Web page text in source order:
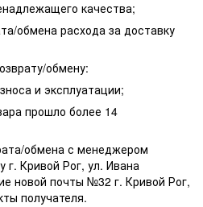
качества;
обмена расхода за доставку
обмену:
и эксплуатации;
прошло более 14
обмена с менеджером
г. Кривой Рог, ул. Ивана
новой почты №32 г. Кривой Рог,
получателя.